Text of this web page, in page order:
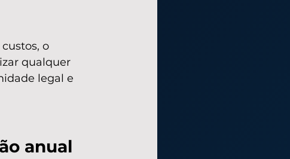
o
qualquer
legal e
anual